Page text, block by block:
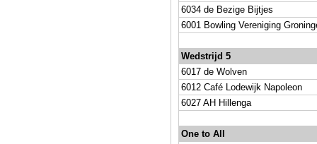
6034 de Bezige Bijtjes
6001 Bowling Vereniging
Wedstrijd 5
6017 de Wolven
6012 Café Lodewijk Napoleon
6027 AH Hillenga
One to All